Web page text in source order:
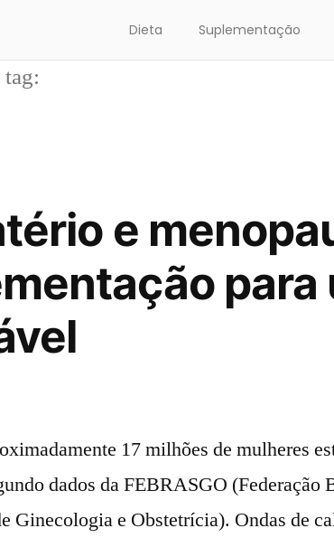
Dieta Suplementação
e
para
17 milhões de mulheres
dados da FEBRASGO (Federação
Ginecologia e Obstetrícia). Ondas de